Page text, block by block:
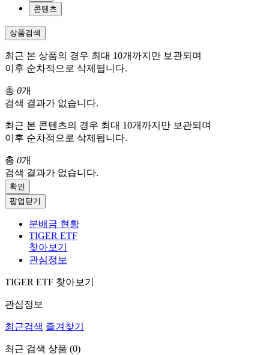
콘텐츠
상품검색
최근 본 상품의 경우 최대 10개까지만 보관되며
이후 순차적으로 삭제됩니다.
총 0개
검색 결과가 없습니다.
최근 본 콘텐츠의 경우 최대 10개까지만 보관되며
이후 순차적으로 삭제됩니다.
총 0개
검색 결과가 없습니다.
확인
팝업닫기
분배금 현황
TIGER ETF
찾아보기
관심정보
TIGER ETF 찾아보기
관심정보
최근검색 즐겨찾기
최근 검색 상품 (0)